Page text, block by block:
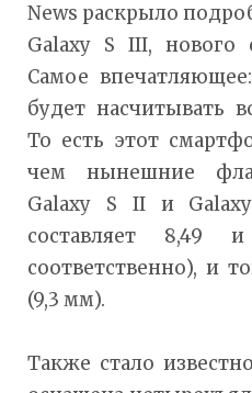
News раскрыло
Galaxy S III, нового
Самое
будет насчитывать
То есть этот
чем нынешние
Galaxy S II и
составляет 8,49
соответственно), и
(9,3 мм).
Также стало